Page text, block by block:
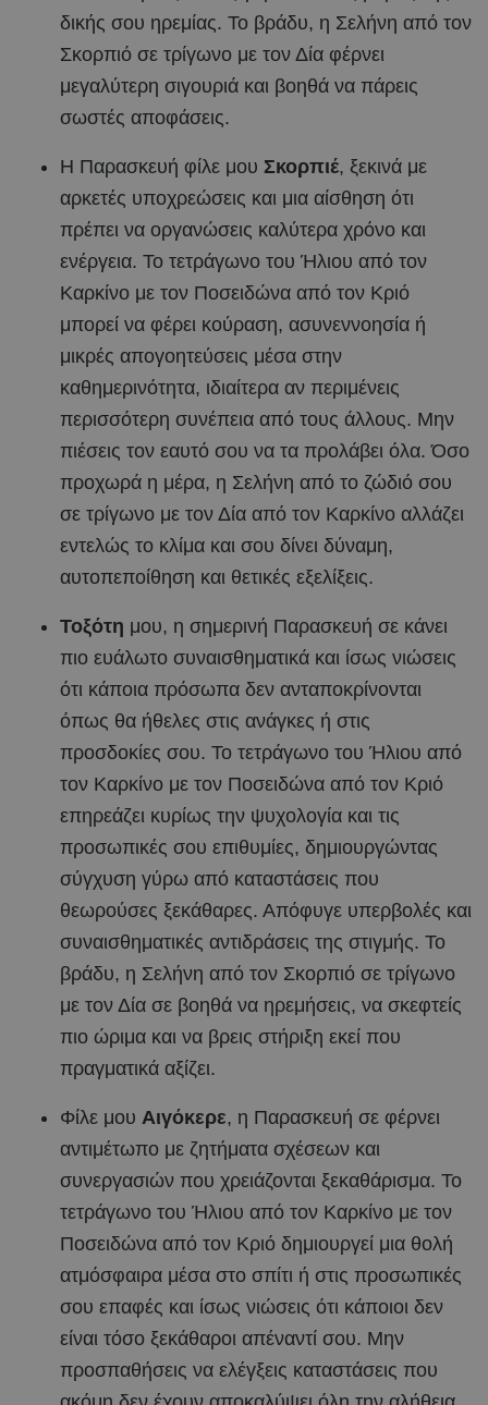
δικής σου ηρεμίας. Το βράδυ, η Σελήνη από τον
Σκορπιό σε τρίγωνο με τον Δία φέρνει
μεγαλύτερη σιγουριά και βοηθά να πάρεις
σωστές αποφάσεις.
Η Παρασκευή φίλε μου Σκορπιέ, ξεκινά με
αρκετές υποχρεώσεις και μια αίσθηση ότι
πρέπει να οργανώσεις καλύτερα χρόνο και
ενέργεια. Το τετράγωνο του Ήλιου από τον
Καρκίνο με τον Ποσειδώνα από τον Κριό
μπορεί να φέρει κούραση, ασυνεννοησία ή
μικρές απογοητεύσεις μέσα στην
καθημερινότητα, ιδιαίτερα αν περιμένεις
περισσότερη συνέπεια από τους άλλους. Μην
πιέσεις τον εαυτό σου να τα προλάβει όλα. Όσο
προχωρά η μέρα, η Σελήνη από το ζώδιό σου
σε τρίγωνο με τον Δία από τον Καρκίνο αλλάζει
εντελώς το κλίμα και σου δίνει δύναμη,
αυτοπεποίθηση και θετικές εξελίξεις.
Τοξότη μου, η σημερινή Παρασκευή σε κάνει
πιο ευάλωτο συναισθηματικά και ίσως νιώσεις
ότι κάποια πρόσωπα δεν ανταποκρίνονται
όπως θα ήθελες στις ανάγκες ή στις
προσδοκίες σου. Το τετράγωνο του Ήλιου από
τον Καρκίνο με τον Ποσειδώνα από τον Κριό
επηρεάζει κυρίως την ψυχολογία και τις
προσωπικές σου επιθυμίες, δημιουργώντας
σύγχυση γύρω από καταστάσεις που
θεωρούσες ξεκάθαρες. Απόφυγε υπερβολές και
συναισθηματικές αντιδράσεις της στιγμής. Το
βράδυ, η Σελήνη από τον Σκορπιό σε τρίγωνο
με τον Δία σε βοηθά να ηρεμήσεις, να σκεφτείς
πιο ώριμα και να βρεις στήριξη εκεί που
πραγματικά αξίζει.
Φίλε μου Αιγόκερε, η Παρασκευή σε φέρνει
αντιμέτωπο με ζητήματα σχέσεων και
συνεργασιών που χρειάζονται ξεκαθάρισμα. Το
τετράγωνο του Ήλιου από τον Καρκίνο με τον
Ποσειδώνα από τον Κριό δημιουργεί μια θολή
ατμόσφαιρα μέσα στο σπίτι ή στις προσωπικές
σου επαφές και ίσως νιώσεις ότι κάποιοι δεν
είναι τόσο ξεκάθαροι απέναντί σου. Μην
προσπαθήσεις να ελέγξεις καταστάσεις που